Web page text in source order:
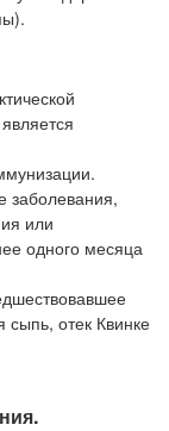
или
одного месяца
отек Квинке